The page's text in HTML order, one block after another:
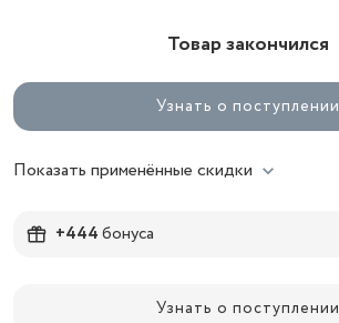
Товар закончился
Узнать о поступлении
Показать применённые скидки
+444бонуса
Узнать о поступлении